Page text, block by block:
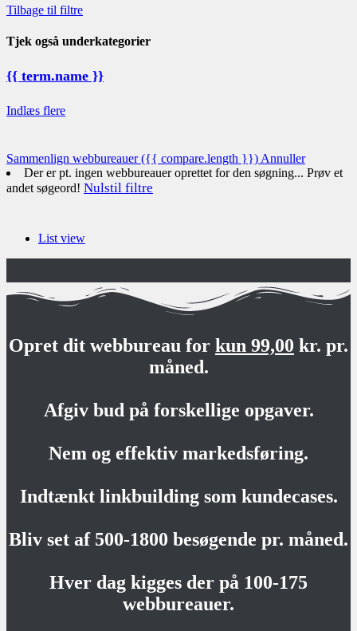
Tilbage til filtre
Tjek også underkategorier
{{ term.name }}
Indlæs flere
Sammenlign webbureauer({{ compare.length }}) Annuller
Der er pt. ingen webbureauer oprettet for den søgning... Prøv et
andet søgeord! Nulstil filtre
List view
Opret dit webbureau for kun 99,00 kr. pr.
måned.
Afgiv bud på forskellige opgaver.
Nem og effektiv markedsføring.
Indtænkt linkbuilding som kundecases.
Bliv set af 500-1800 besøgende pr. måned.
Hver dag kigges der på 100-175
webbureauer.